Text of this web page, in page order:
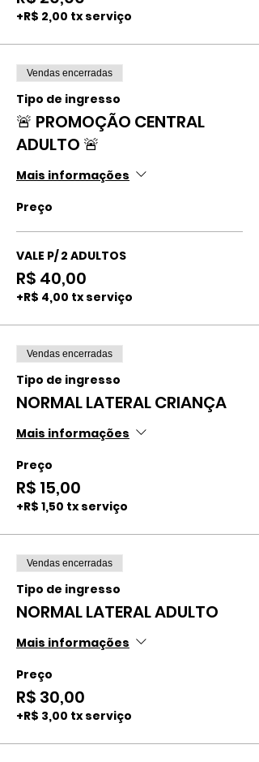
+R$ 2,00 tx serviço
Vendas encerradas
Tipo de ingresso
🚨 PROMOÇÃO CENTRAL
ADULTO 🚨
Mais informações
Preço
VALE P/ 2 ADULTOS
R$ 40,00
+R$ 4,00 tx serviço
Vendas encerradas
Tipo de ingresso
NORMAL LATERAL CRIANÇA
Mais informações
Preço
R$ 15,00
+R$ 1,50 tx serviço
Vendas encerradas
Tipo de ingresso
NORMAL LATERAL ADULTO
Mais informações
Preço
R$ 30,00
+R$ 3,00 tx serviço